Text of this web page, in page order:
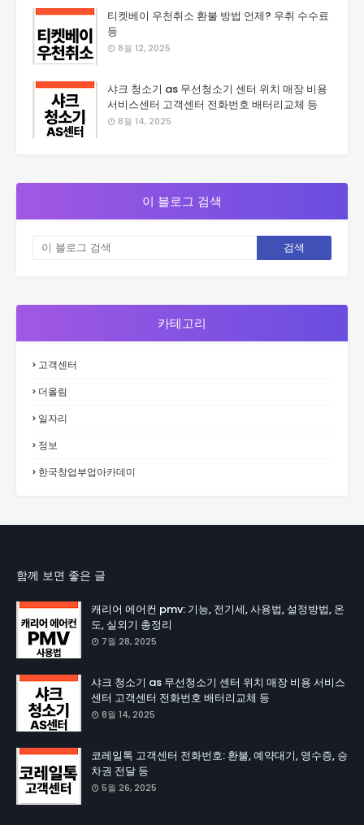
티켓베이 우천취소 환불 방법 언제? 우취 수수료
등
8월 12, 2025
샤크 청소기 as 무선청소기 센터 위치 매장 비용
서비스센터 고객센터 전화번호 배터리교체 등
8월 14, 2025
이 블로그 검색
카테고리
고객센터
더올림
일자리
정보
한국창업부업아카데미
함께 보면 좋은 글
캐리어 에어컨 pmv: 기능, 전기세, 사용법, 설정방법, 온
도, 실외기 총정리
7월 28, 2025
샤크 청소기 as 무선청소기 센터 위치 매장 비용 서비스
센터 고객센터 전화번호 배터리교체 등
8월 14, 2025
코레일톡 고객센터 전화번호: 환불, 예약대기, 영수증, 승
차권 전달 등
5월 26, 2025